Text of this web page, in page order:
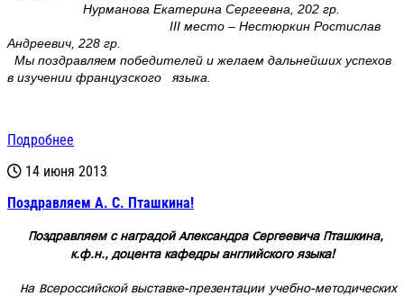
Нурманова Екатерина Сергеевна, 202 гр.
III место – Нестюркин Ростислав
Андреевич, 228 гр.
Мы поздравляем победителей и желаем дальнейших успехов
в изучении французского языка.
Подробнее
14 июня 2013
Поздравляем А. С. Пташкина!
Поздравляем с наградой Александра Сергеевича Пташкина,
к.ф.н., доцента кафедры английского языка!
На Всероссийской выставке-презентации учебно-методических